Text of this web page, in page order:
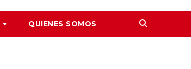
QUIENES SOMOS